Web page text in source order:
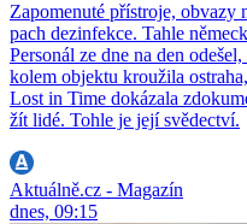
Zapomenuté přístroje, obvazy
pach dezinfekce. Tahle
Personál ze dne na den
kolem objektu kroužila
Lost in Time dokázala
žít lidé. Tohle je její svědectví.
Aktuálně.cz - Magazín
dnes, 09:15